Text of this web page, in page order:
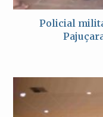
Policial